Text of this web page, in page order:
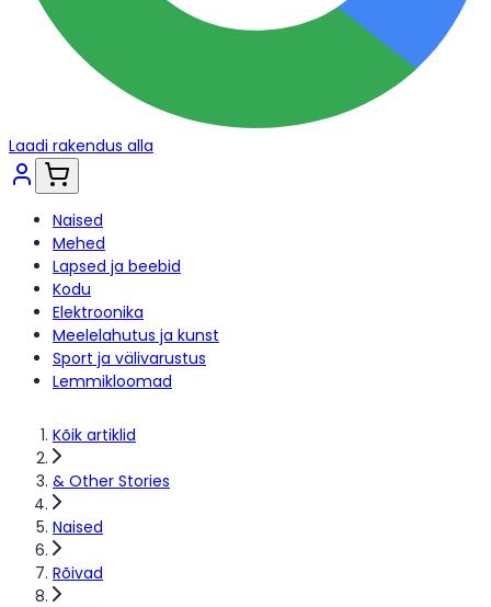
Laadi rakendus alla
Naised
Mehed
Lapsed ja beebid
Kodu
Elektroonika
Meelelahutus ja kunst
Sport ja välivarustus
Lemmikloomad
Kõik artiklid
& Other Stories
Naised
Rõivad